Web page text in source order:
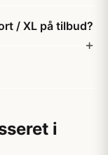
/ XL på tilbud?
i